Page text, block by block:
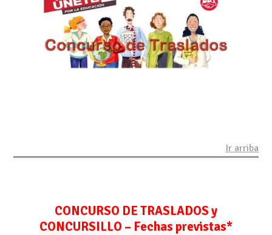
Ir arriba
CONCURSO DE TRASLADOS y
CONCURSILLO – Fechas previstas*